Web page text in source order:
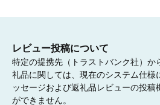
参画と協働によるまちづくり
レビュー投稿について
特定の提携先（トラストバンク社）か
礼品に関しては、現在のシステム仕様
ッセージおよび返礼品レビューの投稿
ができません。